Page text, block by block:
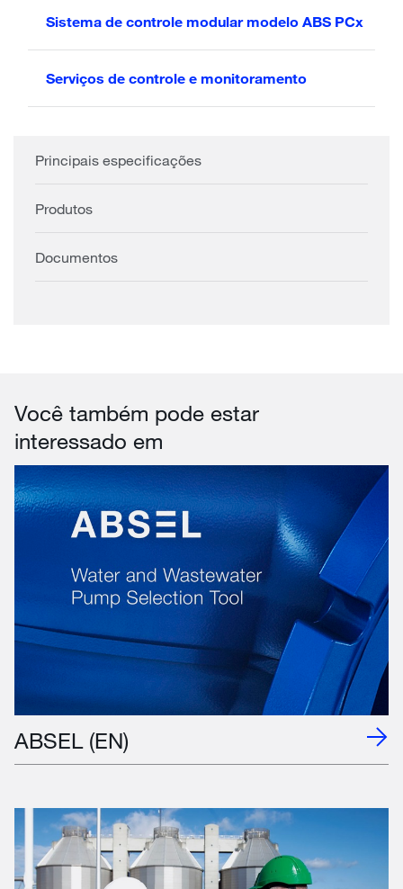
Sistema de controle modular modelo ABS PCx
Serviços de controle e monitoramento
Principais especificações
Produtos
Documentos
Você também pode estar
interessado em
ABSEL (EN)